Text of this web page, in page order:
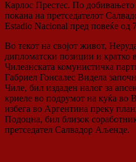
Карлос Престес. По
покана на претседателот
Estadio Nacional пред повеќе од
Во текот на својот живот,
дипломатски позиции и кратко
Чилеанската комунистичка
Габриел Гонсалес Видела
Чиле, бил издаден налог за
криеле во подрумот на куќа во
избега во Аргентина преку
Подоцна, бил близок
претседател Салвадор Аљенде.